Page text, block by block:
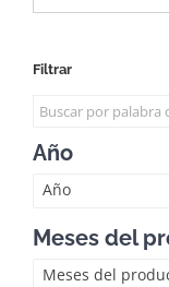
Filtrar
Año
Año
Meses del
Meses del